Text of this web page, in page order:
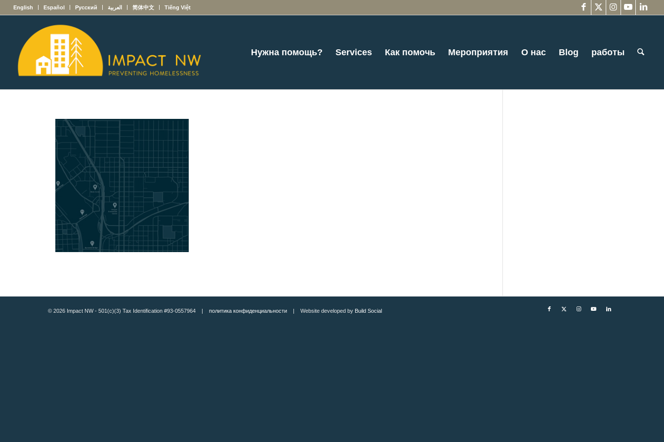
English Español Русский العربية 简体中文 Tiếng Việt
Нужна помощь? Services Как помочь Мероприятия О нас Blog работы
© 2026 Impact NW - 501(c)(3) Tax Identification #93-0557964 |политика конфиденциальности | Website developed by Build Social